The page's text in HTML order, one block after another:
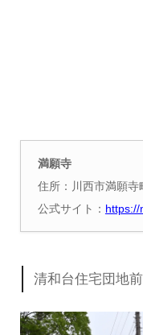
満願寺
住所：川西市満願寺
公式サイト： https://
清和台住宅団地